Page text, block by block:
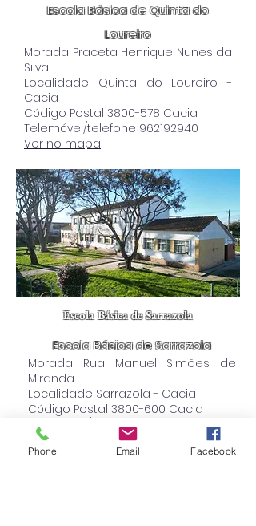
Escola Básica de Quintã do
Loureiro
Morada Praceta Henrique Nunes da
Silva
Localidade Quintã do Loureiro -
Cacia
Código Postal 3800-578 Cacia
Telemóvel/telefone 962192940
Ver no mapa
Escola Básica de Sarrazola
Escola Básica de Sarrazola
Morada Rua Manuel Simões de
Miranda
Localidade Sarrazola - Cacia
Código Postal 3800-600 Cacia
Telemóvel/telefone 925664390
Ver no mapa
Phone Email Facebook